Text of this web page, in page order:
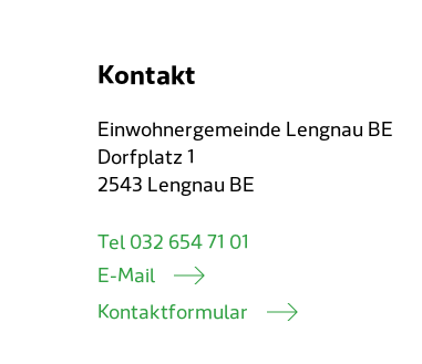
Kontakt
Einwohnergemeinde Lengnau BE
Dorfplatz 1
2543 Lengnau BE
Tel 032 654 71 01
E-Mail
Kontaktformular